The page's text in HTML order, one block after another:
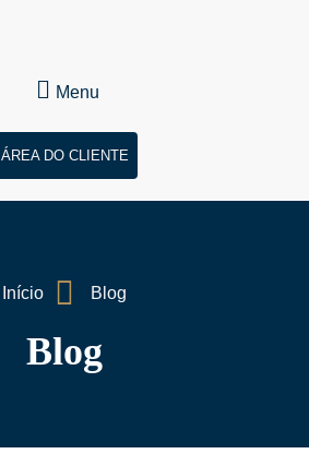
Menu
ÁREA DO CLIENTE
Início Blog
Blog